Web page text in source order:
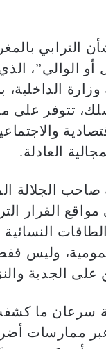
الترابي
الوالي”،
الداخلية،
تتوفر على
العادلة.
صاحب الجلالة
القرار
النسائية
وليس
على الجدية
سرعان ما
عبر ممارسات